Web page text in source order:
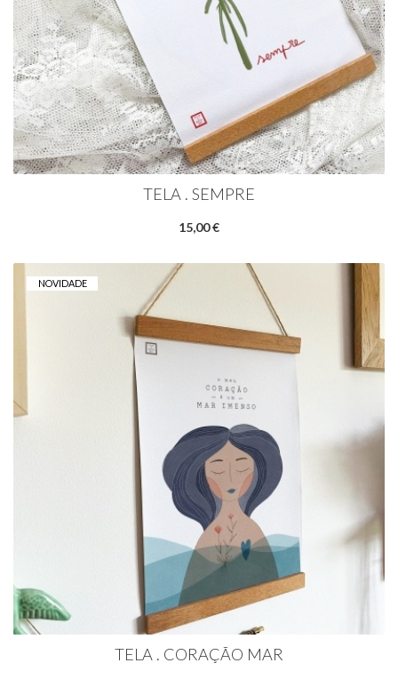
TELA . SEMPRE
15,00 €
NOVIDADE
TELA . CORAÇÃO MAR